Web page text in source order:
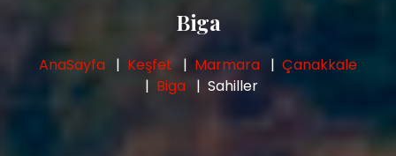
Biga
AnaSayfa Keşfet Marmara
Çanakkale
Biga
Sahiller